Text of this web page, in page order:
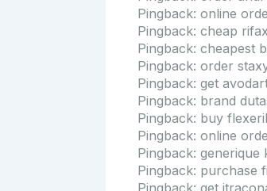
Pingback: online
Pingback: cheap
Pingback: cheapest
Pingback: order
Pingback: get
Pingback: brand
Pingback: buy
Pingback: online
Pingback: generique
Pingback: purchase